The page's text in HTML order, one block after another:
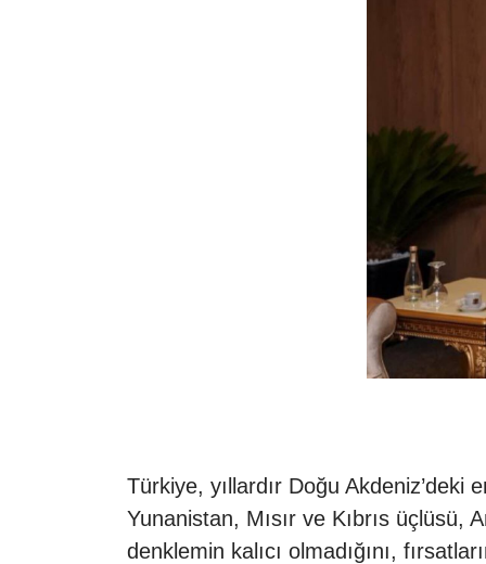
Türkiye, yıllardır Doğu
Yunanistan, Mısır ve Kıbrıs üçlüsü,
denklemin kalıcı olmadığını,